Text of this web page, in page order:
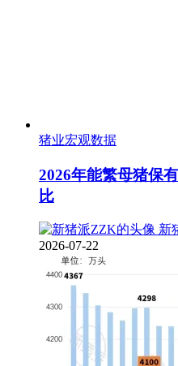
猪业宏观数据
2026年能繁母猪保
比
新
2026-07-22